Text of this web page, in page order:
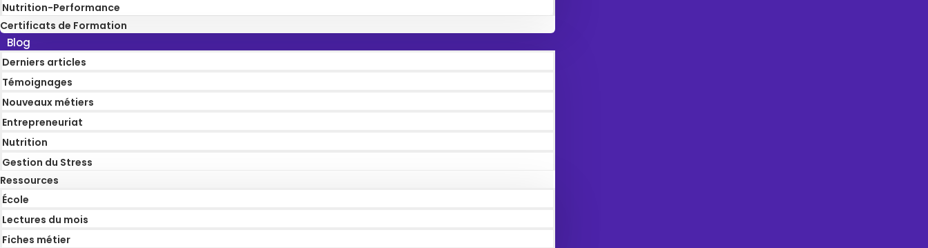
Nutrition-Performance
Certificats de Formation
Blog
Derniers articles
Témoignages
Nouveaux métiers
Entrepreneuriat
Nutrition
Gestion du Stress
Ressources
École
Lectures du mois
Fiches métier